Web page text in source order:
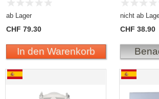
ab Lager
CHF 79.30
In den Warenkorb
nicht ab
CHF 38.90
Gin Mare Mediterranean Gin «Limited
Gin Mare